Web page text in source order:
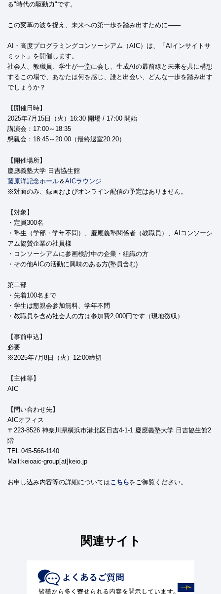
る"時代の駆動力"です。
この変革の波を捉え、未来への第一歩を踏み出すために――
AI・高度プログラミングコンソーシアム（AIC）は、「AIインサイトサ
ミット」を開催します。
社会人、教職員、学生が一堂に会し、生成AIの最前線と未来を共に構想
するこの場で、あなたは何を感じ、誰と出会い、どんな一歩を踏み出す
でしょうか？
【開催日時】
2025年7月15日（火）16:30 開場 / 17:00 開始
講演会：17:00～18:35
懇親会：18:45～20:00（最終退室20:20）
【開催場所】
慶應義塾大学 日吉協生館
藤原洋記念ホール＆AICラウンジ
※対面のみ、録画およびオンライン配信の予定はありません。
【対象】
・定員300名
・塾生（学部・学年不問）、慶應義塾関係者（教職員）、AIコンソーシ
アム協賛企業の社員様
・コンソーシアムに参画検討中の企業・組織の方
・その他AICの活動に興味のある方(塾員含む)
第二部
・先着100名まで
・学生は懇親会参加無料、学年不問
・教職員を含め社会人の方は参加費2,000円です（現地徴収）
【事前申込】
必要
※2025年7月8日（火）12:00締切
【主催等】
AIC
【問い合わせ先】
AICオフィス
〒223-8526 神奈川県横浜市港北区日吉4-1-1 慶應義塾大学 日吉協生館2
階
TEL:045-566-1140
Mail:keioaic-group[at]keio.jp
お申し込み内容等の詳細についてはこちらをご御覧ください。
関連サイト